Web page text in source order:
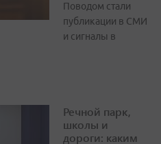
Поводом стали
публикации в СМИ
и сигналы в
Речной парк,
школы и
дороги: каким